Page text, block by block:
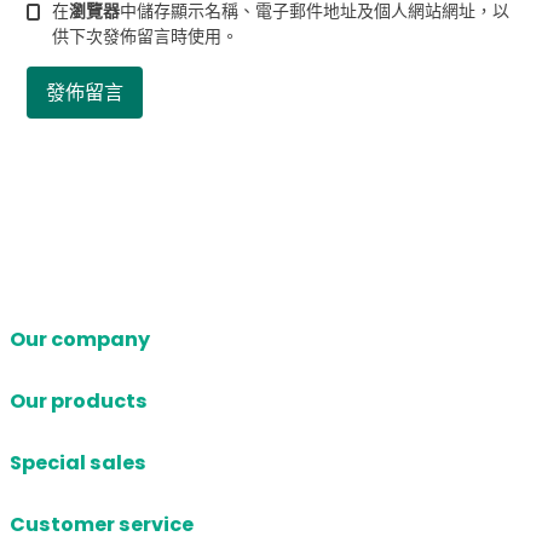
在瀏覽器中儲存顯示名稱、電子郵件地址及個人網站網址，以
供下次發佈留言時使用。
Our company
Our products
Special sales
Customer service